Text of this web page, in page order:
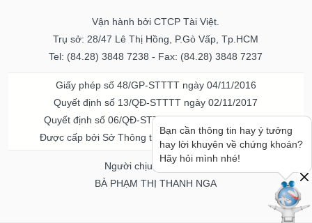
Vận hành bởi CTCP Tài Việt.
Trụ sở: 28/47 Lê Thị Hồng, P.Gò Vấp, Tp.HCM
Tel: (84.28) 3848 7238 - Fax: (84.28) 3848 7237
Giấy phép số 48/GP-STTTT ngày 04/11/2016
Quyết định số 13/QĐ-STTTT ngày 02/11/2017
Quyết định số 06/QĐ-STTTT-ICP ngày 20/07/2023
Được cấp bởi Sở Thông tin và Truyền thông TPHCM
Người chịu trách nhiệm
BÀ PHẠM THỊ THANH NGA
Bạn cần thông tin hay ý tưởng
hay lời khuyên về chứng khoán?
Hãy hỏi mình nhé!